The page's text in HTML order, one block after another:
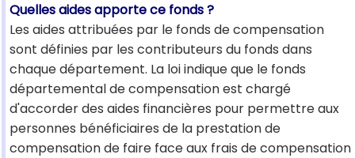
Quelles aides apporte ce fonds ?
Les aides attribuées par le fonds de compensation
sont définies par les contributeurs du fonds dans
chaque département. La loi indique que le fonds
départemental de compensation est chargé
d'accorder des aides financières pour permettre aux
personnes bénéficiaires de la prestation de
compensation de faire face aux frais de compensation